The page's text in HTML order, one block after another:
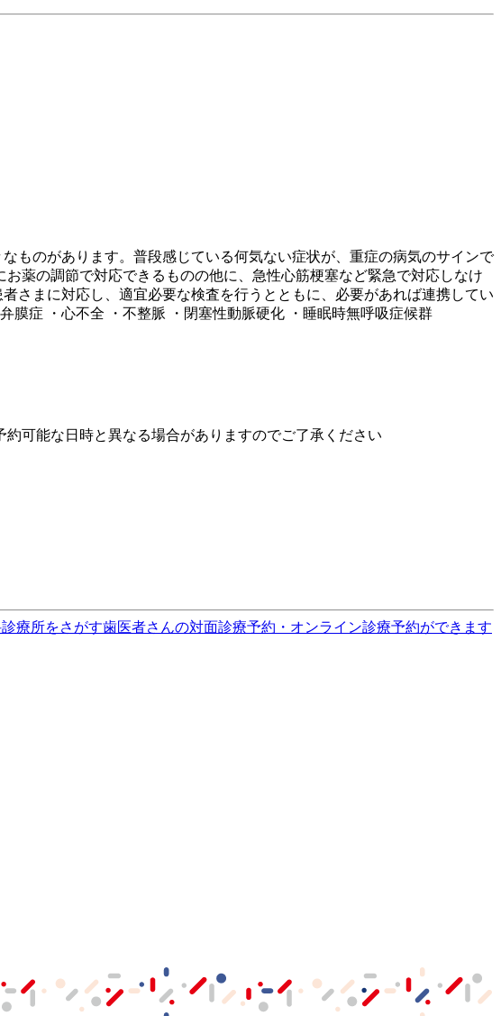
ものがあります。普段感じている何気ない症状が、重症の病気のサインで
薬の調節で対応できるものの他に、急性心筋梗塞など緊急で対応しなけ
さまに対応し、適宜必要な検査を行うとともに、必要があれば連携してい
膜症 ・心不全 ・不整脈 ・閉塞性動脈硬化 ・睡眠時無呼吸症候群
可能な日時と異なる場合がありますのでご了承ください
療所をさがす歯医者さんの対面診療予約・オンライン診療予約ができます